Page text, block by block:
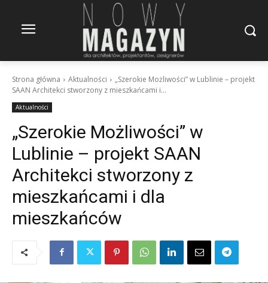
Strona główna Aktualności
„Szerokie Możliwości” w Lublinie – projekt
SAAN Architekci stworzony z mieszkańcami i...
Aktualności
„Szerokie Możliwości” w
Lublinie – projekt SAAN
Architekci stworzony z
mieszkańcami i dla
mieszkańców